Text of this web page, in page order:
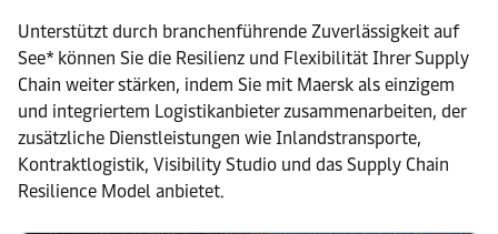
Unterstützt durch branchenführende Zuverlässigkeit auf
See* können Sie die Resilienz und Flexibilität Ihrer Supply
Chain weiter stärken, indem Sie mit Maersk als einzigem
und integriertem Logistikanbieter zusammenarbeiten, der
zusätzliche Dienstleistungen wie Inlandstransporte,
Kontraktlogistik, Visibility Studio und das Supply Chain
Resilience Model anbietet.